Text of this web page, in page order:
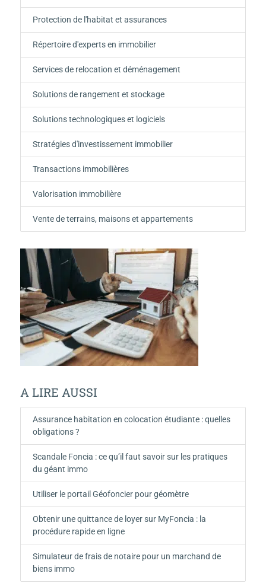
Protection de l'habitat et assurances
Répertoire d'experts en immobilier
Services de relocation et déménagement
Solutions de rangement et stockage
Solutions technologiques et logiciels
Stratégies d'investissement immobilier
Transactions immobilières
Valorisation immobilière
Vente de terrains, maisons et appartements
A LIRE AUSSI
Assurance habitation en colocation étudiante : quelles
obligations ?
Scandale Foncia : ce qu’il faut savoir sur les pratiques
du géant immo
Utiliser le portail Géofoncier pour géomètre
Obtenir une quittance de loyer sur MyFoncia : la
procédure rapide en ligne
Simulateur de frais de notaire pour un marchand de
biens immo